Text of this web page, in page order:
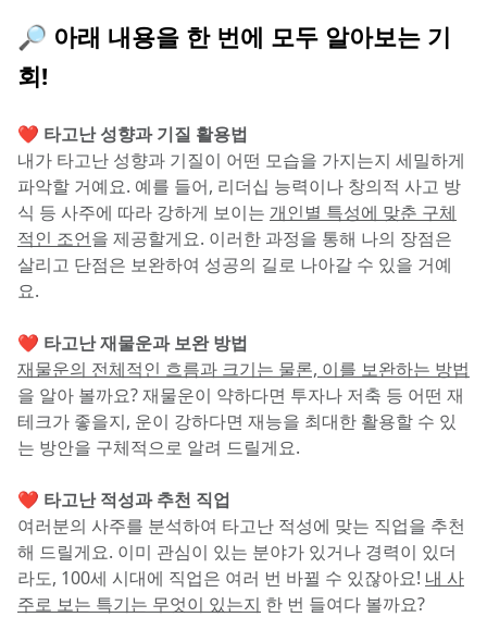
🔎 아래 내용을 한 번에 모두 알아보는 기
회!
❤️ 타고난 성향과 기질 활용법
내가 타고난 성향과 기질이 어떤 모습을 가지는지 세밀하게
파악할 거예요. 예를 들어, 리더십 능력이나 창의적 사고 방
식 등 사주에 따라 강하게 보이는 개인별 특성에 맞춘 구체
적인 조언을 제공할게요. 이러한 과정을 통해 나의 장점은
살리고 단점은 보완하여 성공의 길로 나아갈 수 있을 거예
요.
❤️ 타고난 재물운과 보완 방법
재물운의 전체적인 흐름과 크기는 물론, 이를 보완하는 방법
을 알아 볼까요? 재물운이 약하다면 투자나 저축 등 어떤 재
테크가 좋을지, 운이 강하다면 재능을 최대한 활용할 수 있
는 방안을 구체적으로 알려 드릴게요.
❤️ 타고난 적성과 추천 직업
여러분의 사주를 분석하여 타고난 적성에 맞는 직업을 추천
해 드릴게요. 이미 관심이 있는 분야가 있거나 경력이 있더
라도, 100세 시대에 직업은 여러 번 바뀔 수 있잖아요! 내 사
주로 보는 특기는 무엇이 있는지 한 번 들여다 볼까요?